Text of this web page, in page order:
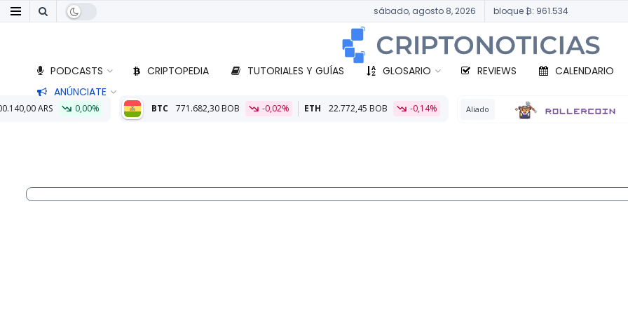
sábado, agosto 8, 2026 bloque ₿: 961.534
PODCASTS CRIPTOPEDIA TUTORIALES Y GUÍAS GLOSARIO REVIEWS CALENDARIO
ANÚNCIATE
BTC 771.682,30 BOB -0,02% ETH 22.772,45 BOB -0,14% Aliado BTC